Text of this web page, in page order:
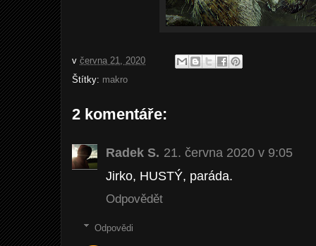
v června 21, 2020
Štítky: makro
2 komentáře:
Radek S. 21. června 2020 v 9:05
Jirko, HUSTÝ, paráda.
Odpovědět
Odpovědi